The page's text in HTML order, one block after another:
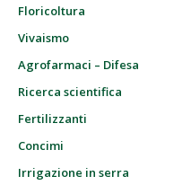
Floricoltura
Vivaismo
Agrofarmaci – Difesa
Ricerca scientifica
Fertilizzanti
Concimi
Irrigazione in serra